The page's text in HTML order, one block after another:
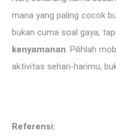
mana yang paling cocok
bukan cuma soal gaya,
kenyamanan. Pilihlah
aktivitas sehari-harimu,
Referensi: